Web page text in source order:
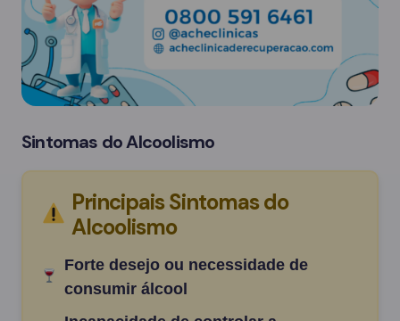
Sintomas do Alcoolismo
Principais Sintomas do
Alcoolismo
Forte desejo ou necessidade de
consumir álcool